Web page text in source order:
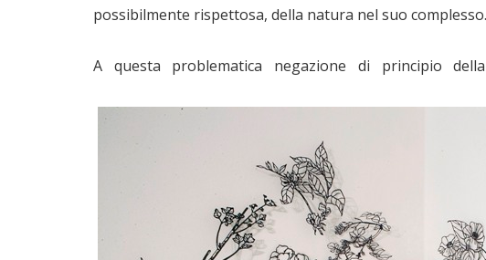
possibilmente rispettosa, della natura nel suo complesso.
A questa problematica negazione di principio